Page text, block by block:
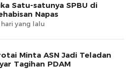
Satu-satunya SPBU di
Napas
hari yang lalu
Minta ASN Jadi Teladan
Tagihan PDAM